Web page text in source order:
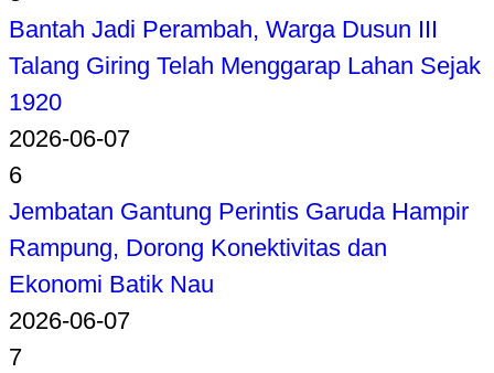
Bantah Jadi Perambah, Warga Dusun III
Talang Giring Telah Menggarap Lahan Sejak
1920
2026-06-07
6
Jembatan Gantung Perintis Garuda Hampir
Rampung, Dorong Konektivitas dan
Ekonomi Batik Nau
2026-06-07
7